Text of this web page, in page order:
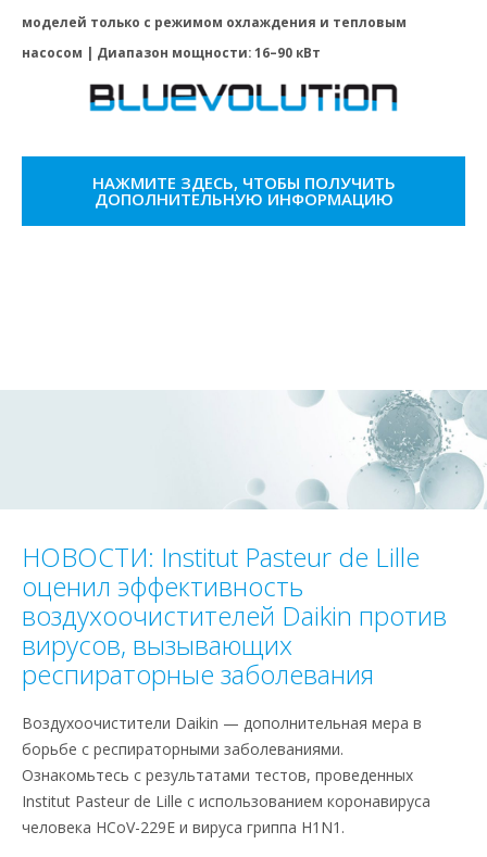
моделей только с режимом охлаждения и тепловым
насосом | Диапазон мощности: 16–90 кВт
НАЖМИТЕ ЗДЕСЬ, ЧТОБЫ ПОЛУЧИТЬ
ДОПОЛНИТЕЛЬНУЮ ИНФОРМАЦИЮ
НОВОСТИ: Institut Pasteur de Lille
оценил эффективность
воздухоочистителей Daikin против
вирусов, вызывающих
респираторные заболевания
Воздухоочистители Daikin — дополнительная мера в
борьбе с респираторными заболеваниями.
Ознакомьтесь с результатами тестов, проведенных
Institut Pasteur de Lille с использованием коронавируса
человека HCoV-229E и вируса гриппа H1N1.